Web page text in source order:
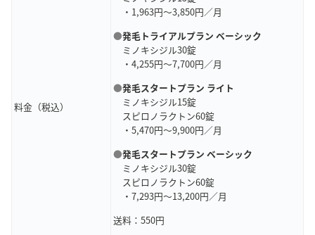
料金（税込）
・1,963円～3,850円／月
●発毛トライアルプラン ベーシック
ミノキシジル30錠
・4,255円～7,700円／月
●発毛スタートプラン ライト
ミノキシジル15錠
スピロノラクトン60錠
・5,470円～9,900円／月
●発毛スタートプラン ベーシック
ミノキシジル30錠
スピロノラクトン60錠
・7,293円～13,200円／月
送料：550円